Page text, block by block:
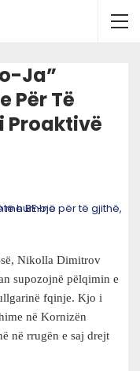
Ja”
Për Të
Proaktivë
Nikolla Dimitrov
supozojnë pëlqimin e
fqinje. Kjo i
në Kornizën
në rrugën e saj drejt